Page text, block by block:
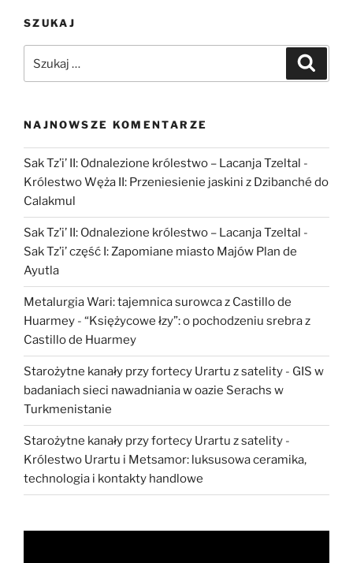
SZUKAJ
NAJNOWSZE KOMENTARZE
Sak Tz’i’ II: Odnalezione królestwo – Lacanja Tzeltal -
Królestwo Węża II: Przeniesienie jaskini z Dzibanché do
Calakmul
Sak Tz’i’ II: Odnalezione królestwo – Lacanja Tzeltal -
Sak Tz’i’ część I: Zapomiane miasto Majów Plan de
Ayutla
Metalurgia Wari: tajemnica surowca z Castillo de
Huarmey - “Księżycowe łzy”: o pochodzeniu srebra z
Castillo de Huarmey
Starożytne kanały przy fortecy Urartu z satelity - GIS w
badaniach sieci nawadniania w oazie Serachs w
Turkmenistanie
Starożytne kanały przy fortecy Urartu z satelity -
Królestwo Urartu i Metsamor: luksusowa ceramika,
technologia i kontakty handlowe